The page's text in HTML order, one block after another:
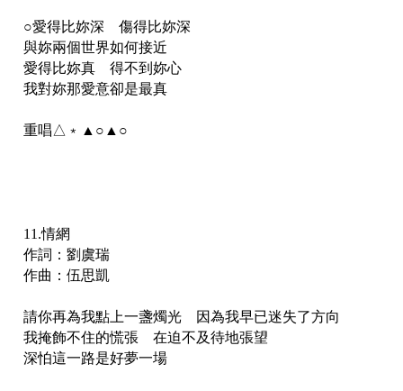
○愛得比妳深 傷得比妳深
與妳兩個世界如何接近
愛得比妳真 得不到妳心
我對妳那愛意卻是最真
重唱△﹡▲○▲○
11.情網
作詞：劉虞瑞
作曲：伍思凱
請你再為我點上一盞燭光 因為我早已迷失了方向
我掩飾不住的慌張 在迫不及待地張望
深怕這一路是好夢一場